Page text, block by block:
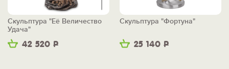
42 520 Р
Скульптура "Её Величество
Удача"
25 140 Р
Скульптура "Фортуна"